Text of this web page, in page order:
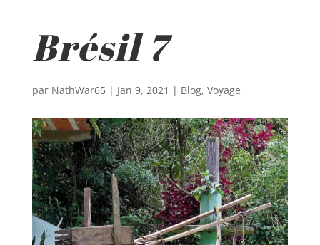
Brésil 7
par NathWar65| Jan 9, 2021 | Blog, Voyage